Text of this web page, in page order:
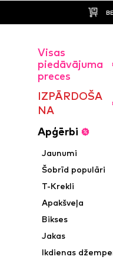
Visas
piedāvājuma
preces
IZPĀRDOŠA
NA
Apģērbi
Jaunumi
Šobrīd populāri
T-Krekli
Apakšveļa
Bikses
Jakas
Ikdienas